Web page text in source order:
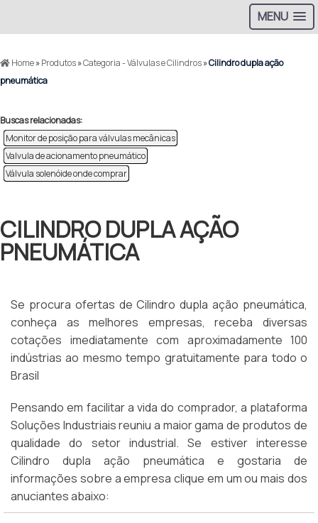
MENU
Home»Produtos»Categoria - Válvulas e Cilindros»Cilindro dupla ação
pneumática
Buscas relacionadas:
Monitor de posição para válvulas mecânicas
Valvula de acionamento pneumático
Válvula solenóide onde comprar
CILINDRO DUPLA AÇÃO
PNEUMÁTICA
Se procura ofertas de Cilindro dupla ação pneumática,
conheça as melhores empresas, receba diversas
cotações imediatamente com aproximadamente 100
indústrias ao mesmo tempo gratuitamente para todo o
Brasil
Pensando em facilitar a vida do comprador, a plataforma
Soluções Industriais reuniu a maior gama de produtos de
qualidade do setor industrial. Se estiver interesse
Cilindro dupla ação pneumática e gostaria de
informações sobre a empresa clique em um ou mais dos
anuciantes abaixo: